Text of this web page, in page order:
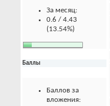
За месяц:
0.6 / 4.43
(13.54%)
Баллы
Баллов за
вложения: